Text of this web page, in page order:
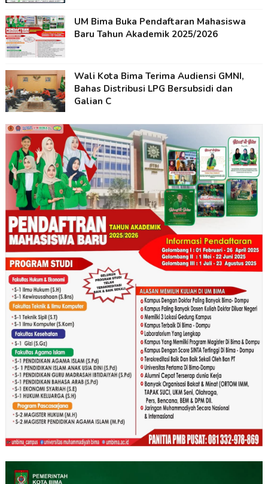
UM Bima Buka Pendaftaran Mahasiswa
Baru Tahun Akademik 2025/2026
Wali Kota Bima Terima Audiensi GMNI,
Bahas Distribusi LPG Bersubsidi dan
Galian C